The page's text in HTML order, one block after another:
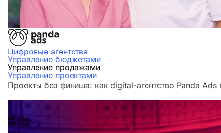
Цифровые агентства
Управление бюджетами
Управление продажами
Управление проектами
Проекты без финиша: как digital-агентство Panda Ads